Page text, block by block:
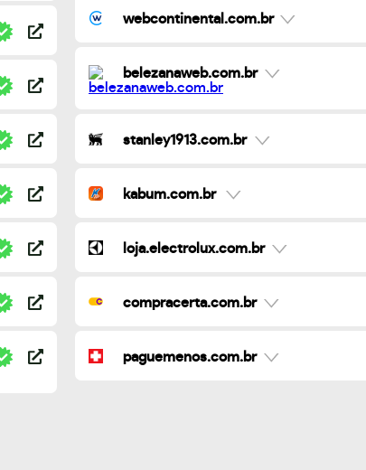
webcontinental.com.br
belezanaweb.com.br
stanley1913.com.br
kabum.com.br
loja.electrolux.com.br
compracerta.com.br
paguemenos.com.br